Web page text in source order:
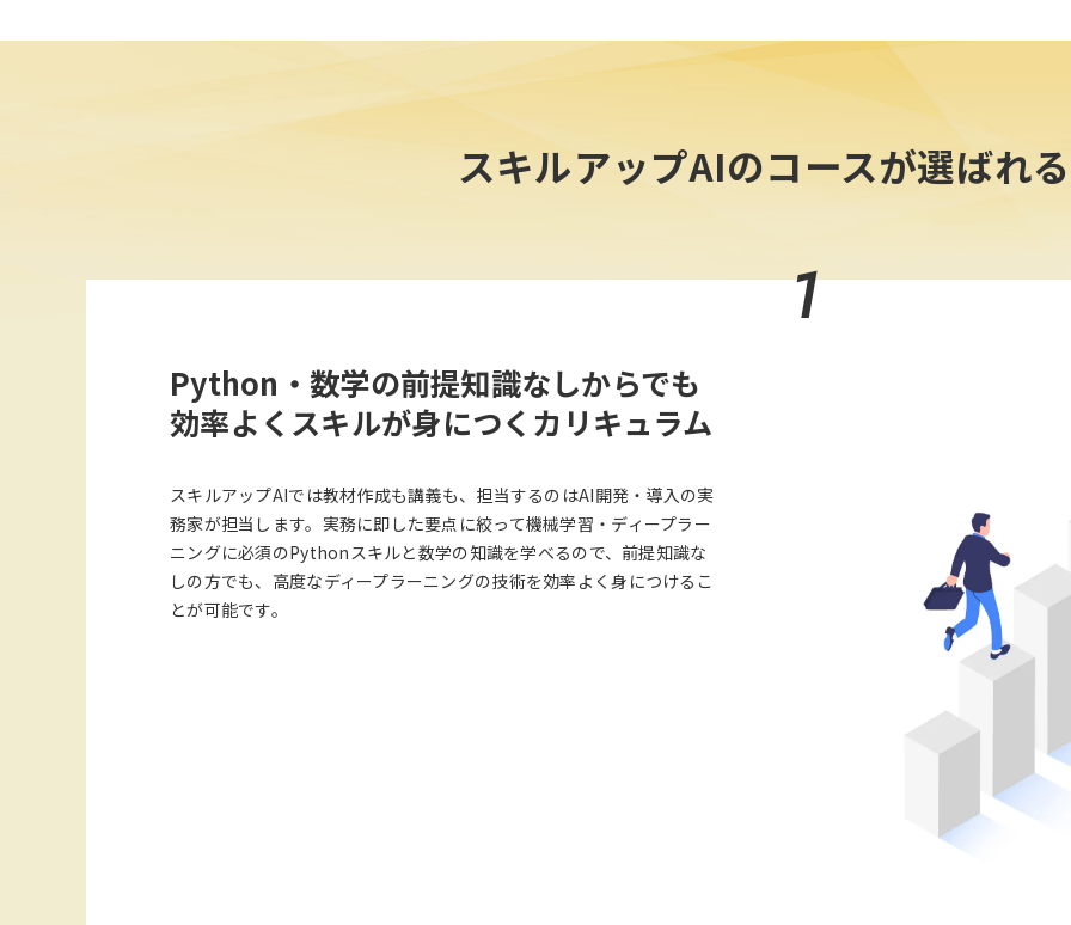
スキルアップAIのコースが選ばれ
1
Python・数学の前提知識なしからでも
効率よくスキルが身につくカリキュラム
スキルアップAIでは教材作成も講義も、担当するのはAI開発・導入の実
務家が担当します。実務に即した要点に絞って機械学習・ディープラー
ニングに必須のPythonスキルと数学の知識を学べるので、前提知識な
しの方でも、高度なディープラーニングの技術を効率よく身につけるこ
とが可能です。